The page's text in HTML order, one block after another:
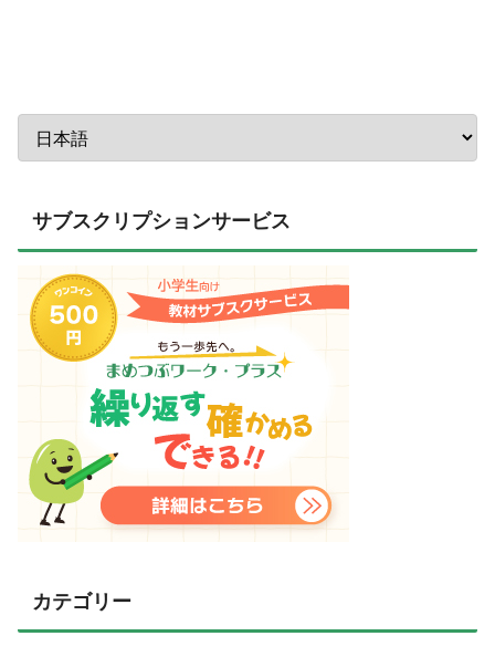
サブスクリプションサービス
カテゴリー